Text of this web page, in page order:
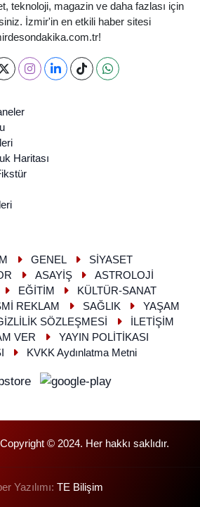
teknoloji, magazin ve daha fazlası için
İzmir'in en etkili haber sitesi
Haritası
GENEL
SİYASET
ASAYİŞ
ASTROLOJİ
EĞİTİM
KÜLTÜR-SANAT
REKLAM SAĞLIK
YAŞAM
SÖZLEŞMESİ
İLETİŞİM
VER
YAYIN POLİTİKASI
KVKK Aydınlatma Metni
Copyright © 2024. Her hakkı saklıdır.
Yazılımı: TE Bilişim